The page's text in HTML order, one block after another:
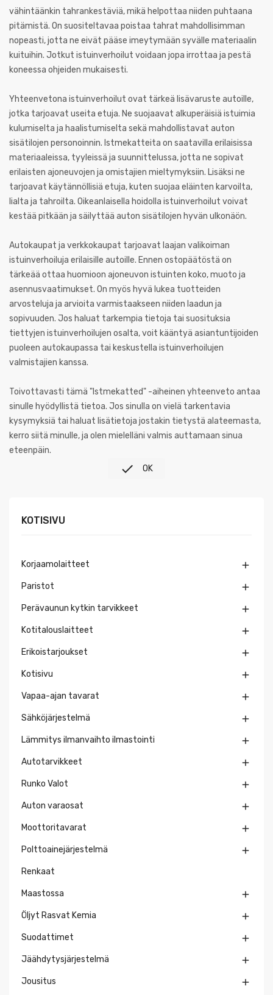
vähintäänkin tahrankestäviä, mikä helpottaa niiden puhtaana
pitämistä. On suositeltavaa poistaa tahrat mahdollisimman
nopeasti, jotta ne eivät pääse imeytymään syvälle materiaalin
kuituihin. Jotkut istuinverhoilut voidaan jopa irrottaa ja pestä
koneessa ohjeiden mukaisesti.
Yhteenvetona istuinverhoilut ovat tärkeä lisävaruste autoille,
jotka tarjoavat useita etuja. Ne suojaavat alkuperäisiä istuimia
kulumiselta ja haalistumiselta sekä mahdollistavat auton
sisätilojen personoinnin. Istmekatteita on saatavilla erilaisissa
materiaaleissa, tyyleissä ja suunnittelussa, jotta ne sopivat
erilaisten ajoneuvojen ja omistajien mieltymyksiin. Lisäksi ne
tarjoavat käytännöllisiä etuja, kuten suojaa eläinten karvoilta,
lialta ja tahroilta. Oikeanlaisella hoidolla istuinverhoilut voivat
kestää pitkään ja säilyttää auton sisätilojen hyvän ulkonäön.
Autokaupat ja verkkokaupat tarjoavat laajan valikoiman
istuinverhoiluja erilaisille autoille. Ennen ostopäätöstä on
tärkeää ottaa huomioon ajoneuvon istuinten koko, muoto ja
asennusvaatimukset. On myös hyvä lukea tuotteiden
arvosteluja ja arvioita varmistaakseen niiden laadun ja
sopivuuden. Jos haluat tarkempia tietoja tai suosituksia
tiettyjen istuinverhoilujen osalta, voit kääntyä asiantuntijoiden
puoleen autokaupassa tai keskustella istuinverhoilujen
valmistajien kanssa.
Toivottavasti tämä "Istmekatted" -aiheinen yhteenveto antaa
sinulle hyödyllistä tietoa. Jos sinulla on vielä tarkentavia
kysymyksiä tai haluat lisätietoja jostakin tietystä alateemasta,
kerro siitä minulle, ja olen mielelläni valmis auttamaan sinua
eteenpäin.
 OK
KOTISIVU
Korjaamolaitteet 
Paristot 
Perävaunun kytkin tarvikkeet 
Kotitalouslaitteet 
Erikoistarjoukset 
Kotisivu 
Vapaa-ajan tavarat 
Sähköjärjestelmä 
Lämmitys ilmanvaihto ilmastointi 
Autotarvikkeet 
Runko Valot 
Auton varaosat 
Moottoritavarat 
Polttoainejärjestelmä 
Renkaat
Maastossa 
Öljyt Rasvat Kemia 
Suodattimet 
Jäähdytysjärjestelmä 
Jousitus 